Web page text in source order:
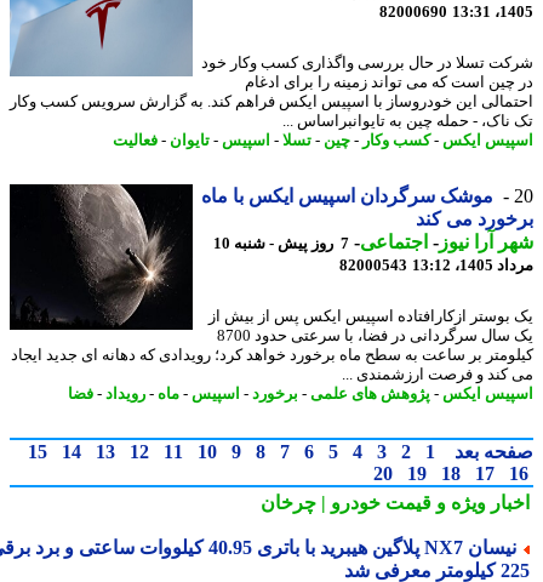
82000690
تسلا در حال بررسی واگذاری کسب وکار خود
است که می تواند زمینه را برای ادغام
این خودروساز با اسپیس ایکس فراهم کند. به گزارش سرویس کسب وکار
- حمله چین به تایوانبراساس ...
ایکس-کسب وکار -چین -تسلا -اسپیس-تایوان- فعالیت
موشک سرگردان اسپیس ایکس با ماه
می کند
آرا نیوز-اجتماعی-
7 روز پیش - شنبه 10
13:12
82000543
ازکارافتاده اسپیس ایکس پس از بیش از
یک سال سرگردانی در فضا، با سرعتی حدود 8700
بر ساعت به سطح ماه برخورد خواهد کرد؛ رویدادی که دهانه ای جدید ایجاد
و فرصت ارزشمندی ...
ایکس-پژوهش های علمی-برخورد-اسپیس-ماه-رویداد-فضا
بعد 1
2
3
4
5
6
7
8
9
10
11
12
13
14
15
17
18
19
20
ویژهو قیمت خودرو | چرخان
نیسان NX7 پلاگین هیبرید با باتری 40.95 کیلووات ساعتی و برد برقی